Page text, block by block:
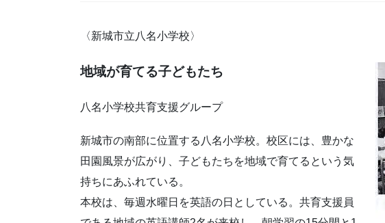
〈新城市立八名小学校〉
地域が育てる子どもたち
八名小学校共育支援グループ
新城市の南部に位置する八名小学校。校区には、豊かな
田園風景が広がり、子どもたちを地域で育てるという気
持ちにあふれている。
本校は、毎週水曜日を英語の日としている。共育支援員